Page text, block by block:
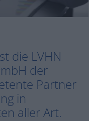
die LVHN
der
Partner
in
aller Art.